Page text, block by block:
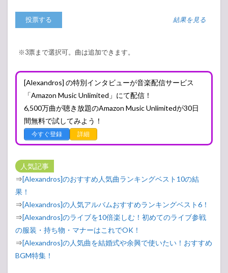
結果を見る
※3票まで選択可。曲は追加できます。
[Alexandros] の特別インタビューが音楽配信サービス
「Amazon Music Unlimited」にて配信！
6,500万曲が聴き放題のAmazon Music Unlimitedが30日
間無料で試してみよう！
今すぐ登録 詳細
人気記事
⇒[Alexandros]のおすすめ人気曲ランキングベスト10の結
果！
⇒[Alexandros]の人気アルバムおすすめランキングベスト6！
⇒[Alexandros]のライブを10倍楽しむ！初めてのライブ参戦
の服装・持ち物・マナーはこれでOK！
⇒[Alexandros]の人気曲を結婚式や余興で使いたい！おすすめ
BGM特集！